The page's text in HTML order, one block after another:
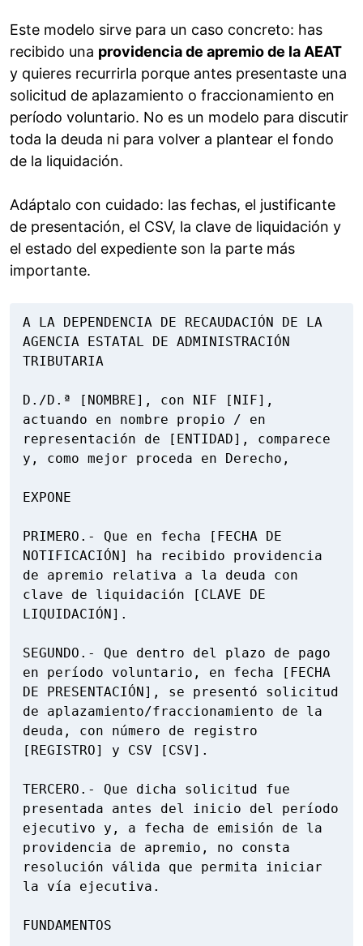
Este modelo sirve para un caso concreto: has
recibido una providencia de apremio de la AEAT
y quieres recurrirla porque antes presentaste una
solicitud de aplazamiento o fraccionamiento en
período voluntario. No es un modelo para discutir
toda la deuda ni para volver a plantear el fondo
de la liquidación.
Adáptalo con cuidado: las fechas, el justificante
de presentación, el CSV, la clave de liquidación y
el estado del expediente son la parte más
importante.
A LA DEPENDENCIA DE RECAUDACIÓN DE LA
AGENCIA ESTATAL DE ADMINISTRACIÓN
TRIBUTARIA
D./D.ª [NOMBRE], con NIF [NIF],
actuando en nombre propio / en
representación de [ENTIDAD], comparece
y, como mejor proceda en Derecho,
EXPONE
PRIMERO.- Que en fecha [FECHA DE
NOTIFICACIÓN] ha recibido providencia
de apremio relativa a la deuda con
clave de liquidación [CLAVE DE
LIQUIDACIÓN].
SEGUNDO.- Que dentro del plazo de pago
en período voluntario, en fecha [FECHA
DE PRESENTACIÓN], se presentó solicitud
de aplazamiento/fraccionamiento de la
deuda, con número de registro
[REGISTRO] y CSV [CSV].
TERCERO.- Que dicha solicitud fue
presentada antes del inicio del período
ejecutivo y, a fecha de emisión de la
providencia de apremio, no consta
resolución válida que permita iniciar
la vía ejecutiva.
FUNDAMENTOS